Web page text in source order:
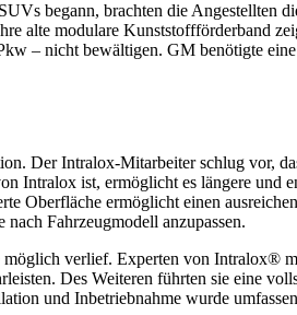
begann, brachten die Angestellten
alte modulare Kunststoffförderband
– nicht bewältigen. GM benötigte
Der Intralox-Mitarbeiter schlug vor,
Intralox ist, ermöglicht es längere und
Oberfläche ermöglicht einen
Fahrzeugmodell anzupassen.
verlief. Experten von Intralox®
Des Weiteren führten sie eine
und Inbetriebnahme wurde